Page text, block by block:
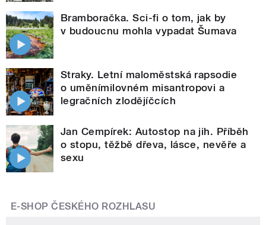
Bramboračka. Sci-fi o tom, jak by
v budoucnu mohla vypadat Šumava
Straky. Letní maloměstská rapsodie
o uměnímilovném misantropovi a
legračních zlodějíčcích
Jan Cempírek: Autostop na jih. Příběh
o stopu, těžbě dřeva, lásce, nevěře a
sexu
E-SHOP ČESKÉHO ROZHLASU